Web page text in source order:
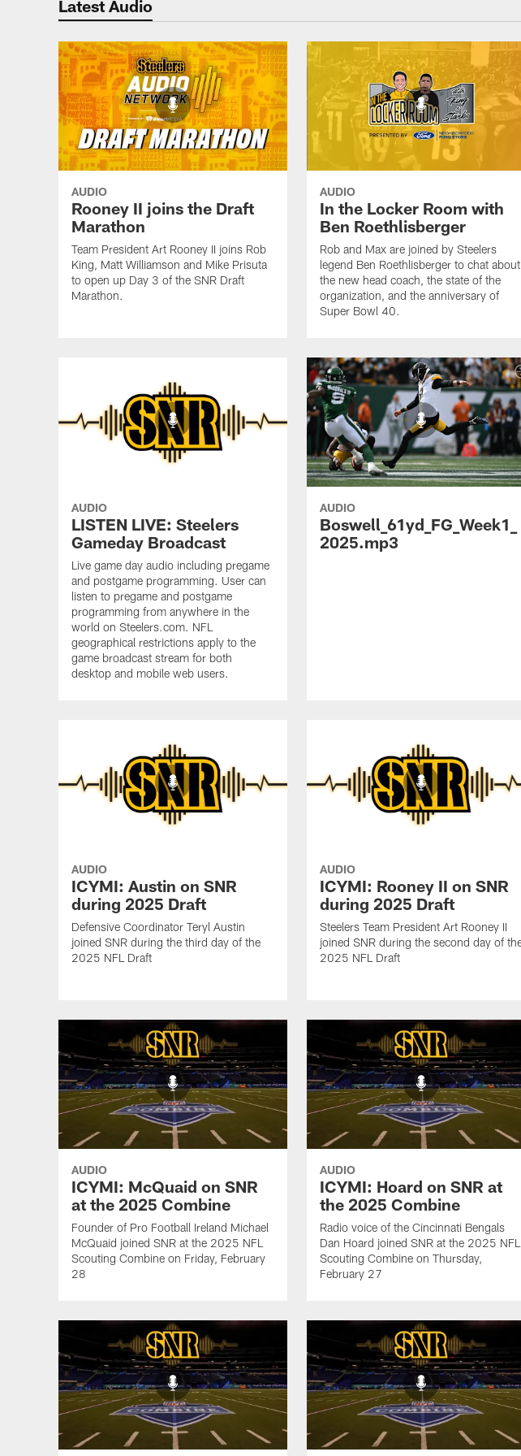
Latest Audio
AUDIO
Rooney II joins the Draft
Marathon
Team President Art Rooney II joins Rob
King, Matt Williamson and Mike Prisuta
to open up Day 3 of the SNR Draft
Marathon.
AUDIO
In the Locker Room with
Ben Roethlisberger
Rob and Max are joined by Steelers
legend Ben Roethlisberger to chat about
the new head coach, the state of the
organization, and the anniversary of
Super Bowl 40.
AUDIO
LISTEN LIVE: Steelers
Gameday Broadcast
Live game day audio including pregame
and postgame programming. User can
listen to pregame and postgame
programming from anywhere in the
world on Steelers.com. NFL
geographical restrictions apply to the
game broadcast stream for both
desktop and mobile web users.
AUDIO
Boswell_61yd_FG_Week1_
2025.mp3
AUDIO
ICYMI: Austin on SNR
during 2025 Draft
Defensive Coordinator Teryl Austin
joined SNR during the third day of the
2025 NFL Draft
AUDIO
ICYMI: Rooney II on SNR
during 2025 Draft
Steelers Team President Art Rooney II
joined SNR during the second day of
2025 NFL Draft
AUDIO
ICYMI: McQuaid on SNR
at the 2025 Combine
Founder of Pro Football Ireland Michael
McQuaid joined SNR at the 2025 NFL
Scouting Combine on Friday, February
28
AUDIO
ICYMI: Hoard on SNR at
the 2025 Combine
Radio voice of the Cincinnati Bengals
Dan Hoard joined SNR at the 2025 NFL
Scouting Combine on Thursday,
February 27